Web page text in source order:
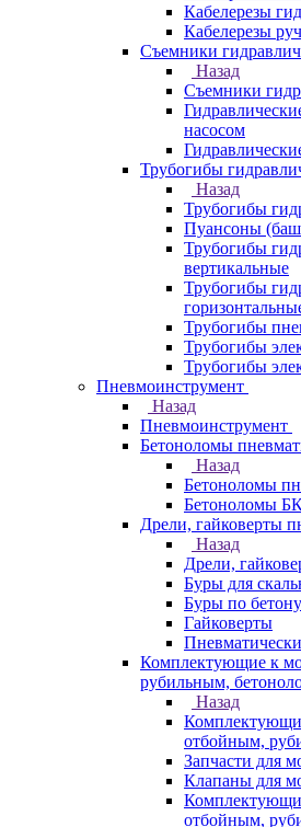
Кабелерезы
Кабелерезы
Съемники
Назад
Съемники
насосом
Трубогибы
Назад
Трубогибы
Пуансоны
Трубогибы
вертикальные
Трубогибы
Трубогибы
Трубогибы
Трубогибы
Пневмоинструмент
Назад
Пневмоинструмент
Бетоноломы
Назад
Бетоноломы
Бетоноломы
Дрели, гайковерты
Назад
Дрели,
Буры для
Буры по бетону
Гайковерты
Комплектующие к
рубильным,
Назад
отбойным,
Запчасти для
Клапаны для
отбойным,